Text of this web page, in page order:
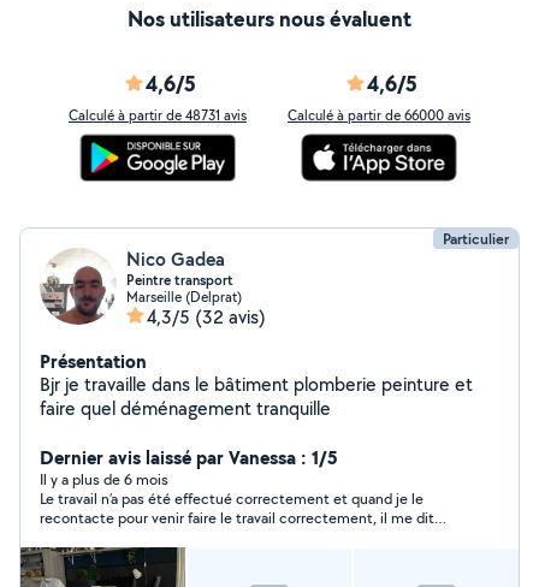
Nos utilisateurs nous évaluent
4,6/5
Calculé à partir de 48731 avis
4,6/5
Calculé à partir de 66000 avis
Particulier
Nico Gadea
Peintre transport
Marseille (Delprat)
4,3/5 (32 avis)
Présentation
Bjr je travaille dans le bâtiment plomberie peinture et
faire quel déménagement tranquille
Dernier avis laissé par Vanessa : 1/5
Il y a plus de 6 mois
Le travail n’a pas été effectué correctement et quand je le
recontacte pour venir faire le travail correctement, il me dit
messages sur l’application, ni aux sms ni aux appels. Je ne
recommande surtout pas.